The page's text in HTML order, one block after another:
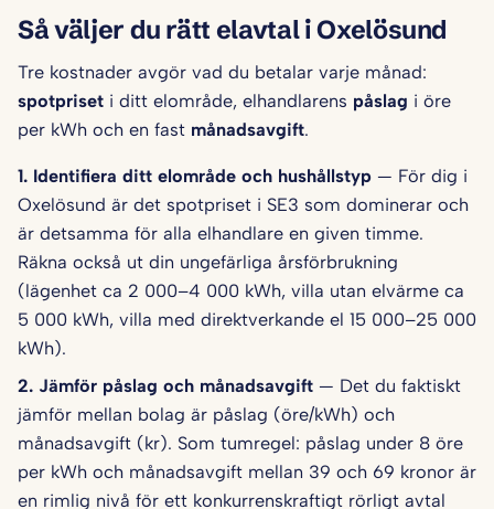
Så väljer du rätt elavtal i Oxelösund
Tre kostnader avgör vad du betalar varje månad:
spotpriset i ditt elområde, elhandlarens påslag i öre
per kWh och en fast månadsavgift.
1. Identifiera ditt elområde och hushålls­typ — För dig i
Oxelösund är det spotpriset i SE3 som dominerar och
är detsamma för alla elhandlare en given timme.
Räkna också ut din ungefärliga årsförbrukning
(lägenhet ca 2 000–4 000 kWh, villa utan elvärme ca
5 000 kWh, villa med direktverkande el 15 000–25 000
kWh).
2. Jämför påslag och månadsavgift — Det du faktiskt
jämför mellan bolag är påslag (öre/kWh) och
månadsavgift (kr). Som tumregel: påslag under 8 öre
per kWh och månadsavgift mellan 39 och 69 kronor är
en rimlig nivå för ett konkurrenskraftigt rörligt avtal